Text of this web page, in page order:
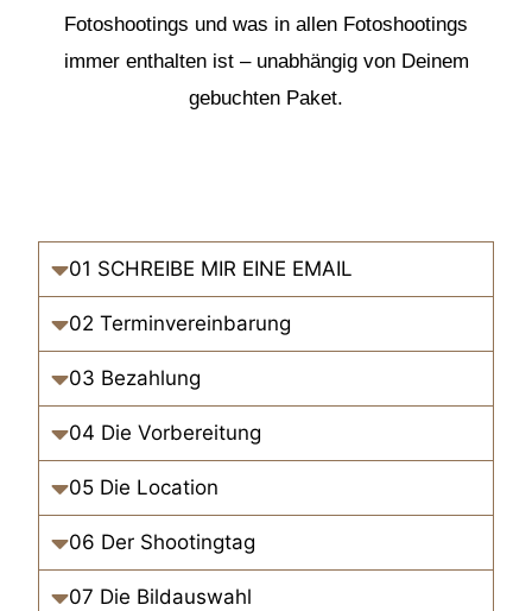
Fotoshootings und was in allen Fotoshootings
immer enthalten ist – unabhängig von Deinem
gebuchten Paket.
01 SCHREIBE MIR EINE EMAIL
02 Terminvereinbarung
03 Bezahlung
04 Die Vorbereitung
05 Die Location
06 Der Shootingtag
07 Die Bildauswahl